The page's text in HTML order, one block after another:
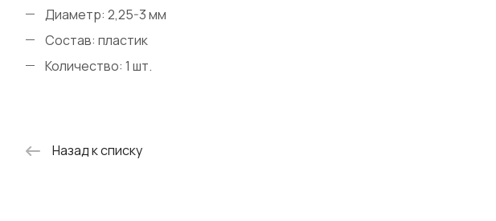
Диаметр: 2,25-3 мм
Состав: пластик
Количество: 1 шт.
Назад к списку